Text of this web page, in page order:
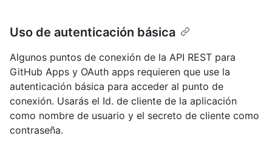
Uso de autenticación básica
Algunos puntos de conexión de la API REST para
GitHub Apps y OAuth apps requieren que use la
autenticación básica para acceder al punto de
conexión. Usarás el Id. de cliente de la aplicación
como nombre de usuario y el secreto de cliente como
contraseña.